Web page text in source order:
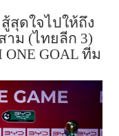
สู้สุดใจไปให้ถึง
าม (ไทยลีก 3)
ONE GOAL ทีม